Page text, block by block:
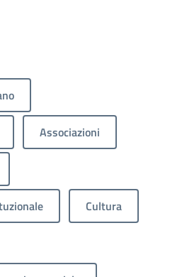
Associazioni
Cultura